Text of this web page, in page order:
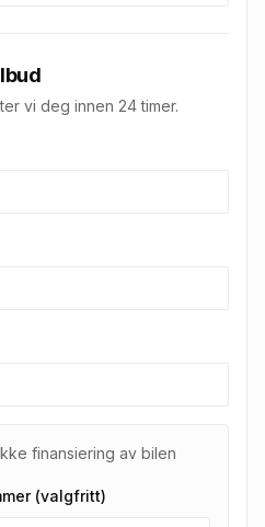
vi deg innen 24 timer.
finansiering av bilen
(valgfritt)